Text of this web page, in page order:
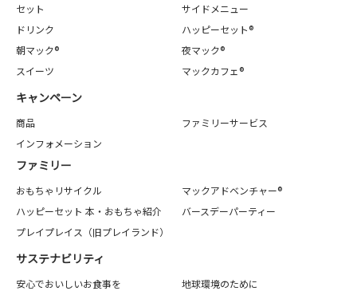
セット
サイドメニュー
ドリンク
ハッピーセット®
朝マック®
夜マック®
スイーツ
マックカフェ®
キャンペーン
商品
ファミリーサービス
インフォメーション
ファミリー
おもちゃリサイクル
マックアドベンチャー®
ハッピーセット 本・おもちゃ紹介
バースデーパーティー
プレイプレイス（旧プレイランド）
サステナビリティ
安心でおいしいお食事を
地球環境のために